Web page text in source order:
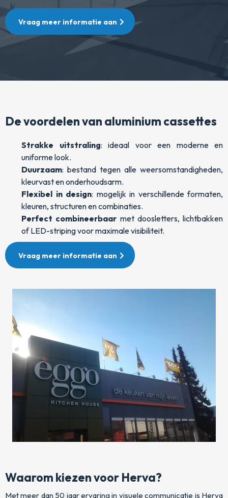
Vraag meer informatie aan
De voordelen van aluminium cassettes
Strakke uitstraling: ideaal voor een moderne en
uniforme look.
Duurzaam: bestand tegen alle weersomstandigheden,
kleurvast en onderhoudsarm.
Flexibel in design: mogelijk in verschillende formaten,
kleuren, structuren en combinaties.
Perfect combineerbaar met doosletters, lichtbakken
of LED-striping voor maximale visibiliteit.
Vraag meer informatie aan
Waarom kiezen voor Herva?
Met meer dan 50 jaar ervaring in visuele communicatie is Herva